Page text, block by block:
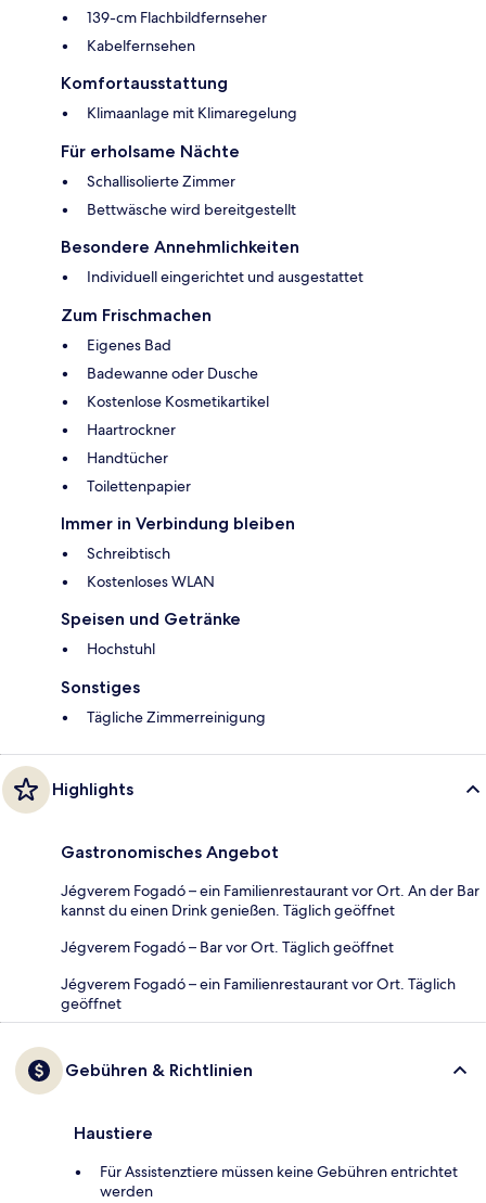
139-cm Flachbildfernseher
Kabelfernsehen
Komfortausstattung
Klimaanlage mit Klimaregelung
Für erholsame Nächte
Schallisolierte Zimmer
Bettwäsche wird bereitgestellt
Besondere Annehmlichkeiten
Individuell eingerichtet und ausgestattet
Zum Frischmachen
Eigenes Bad
Badewanne oder Dusche
Kostenlose Kosmetikartikel
Haartrockner
Handtücher
Toilettenpapier
Immer in Verbindung bleiben
Schreibtisch
Kostenloses WLAN
Speisen und Getränke
Hochstuhl
Sonstiges
Tägliche Zimmerreinigung
Highlights
Gastronomisches Angebot
Jégverem Fogadó – ein Familienrestaurant vor Ort. An der Bar
kannst du einen Drink genießen. Täglich geöffnet
Jégverem Fogadó – Bar vor Ort. Täglich geöffnet
Jégverem Fogadó – ein Familienrestaurant vor Ort. Täglich
geöffnet
Gebühren & Richtlinien
Haustiere
Für Assistenztiere müssen keine Gebühren entrichtet
werden